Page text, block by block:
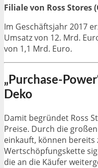
Filiale von Ross Stores
Im Geschäftsjahr 2017
Umsatz von 12. Mrd.
von 1,1 Mrd. Euro.
„Purchase-
Deko
Damit begründet Ross
Preise. Durch die
einkauft, können bereits
Wertschöpfungskette
die an die Käufer